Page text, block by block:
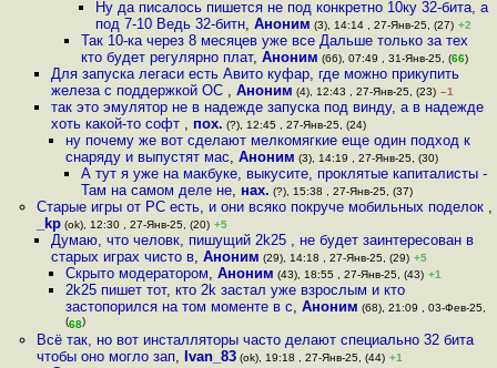
Ну да писалось пишется не под конкретно 10ку 32-бита, а
под 7-10 Ведь 32-битн, Аноним (3), 14:14 , 27-Янв-25, (27) +2
Так 10-ка через 8 месяцев уже все Дальше только за тех
кто будет регулярно плат, Аноним (66), 07:49 , 31-Янв-25, (66)
Для запуска легаси есть Авито куфар, где можно прикупить
железа с поддержкой ОС , Аноним (4), 12:43 , 27-Янв-25, (23) –1
так это эмулятор не в надежде запуска под винду, а в надежде
хоть какой-то софт , пох. (?), 12:45 , 27-Янв-25, (24)
ну почему же вот сделают мeлкoмягкиe еще один подход к
снаряду и выпустят мас,Аноним (3), 14:19 , 27-Янв-25, (30)
А тут я уже на макбуке, выкусите, проклятые капиталисты -
Там на самом деле не, нах. (?), 15:38 , 27-Янв-25, (37)
Старые игры от PC есть, и они всяко покруче мобильных поделок ,
_kp(ok), 12:30 , 27-Янв-25, (20) +5
Думаю, что человк, пишущий 2k25 , не будет заинтересован в
старых играх чисто в, Аноним (29), 14:18 , 27-Янв-25, (29) +5
Скрыто модератором,Аноним (43), 18:55 , 27-Янв-25, (43) +1
2k25 пишет тот, кто 2k застал уже взрослым и кто
застопорился на том моменте в с,Аноним (68), 21:09 , 03-Фев-25,
(68)
Всё так, но вот инсталляторы часто делают специально 32 бита
чтобы оно могло зап, Ivan_83(ok), 19:18 , 27-Янв-25, (44) +1